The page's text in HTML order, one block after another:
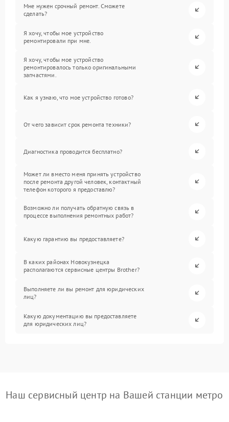
Мне нужен срочный ремонт. Сможете
сделать?
Я хочу, чтобы мое устройство
ремонтировали при мне.
Я хочу, чтобы мое устройство
ремонтировалось только оригинальными
запчастями.
Как я узнаю, что мое устройство готово?
От чего зависит срок ремонта техники?
Диагностика проводится бесплатно?
Может ли вместо меня принять устройство
после ремонта другой человек, контактный
телефон которого я предоставлю?
Возможно ли получать обратную связь в
процессе выполнения ремонтных работ?
Какую гарантию вы предоставляете?
В каких районах Новокузнецка
располагаются сервисные центры Brother?
Выполняете ли вы ремонт для юридических
лиц?
Какую документацию вы предоставляете
для юридических лиц?
Наш сервисный центр на Вашей станции метро